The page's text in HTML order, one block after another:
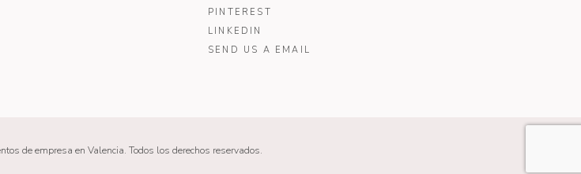
PINTEREST
LINKEDIN
SEND US A EMAIL
de empresa en Valencia. Todos los derechos reservados.